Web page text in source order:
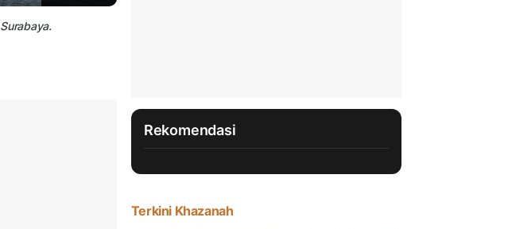
Rekomendasi
Terkini Khazanah